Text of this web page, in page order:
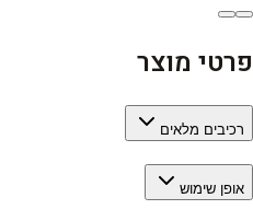
פרטי מוצר
רכיבים מלאים
אופן שימוש